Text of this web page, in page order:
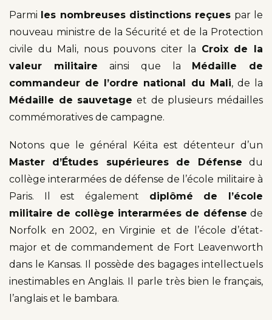
Parmi les nombreuses distinctions reçues par le
nouveau ministre de la Sécurité et de la Protection
civile du Mali, nous pouvons citer la Croix de la
valeur militaireainsi que la
Médaille de
commandeur de l’ordre national du Mali, de la
Médaille de sauvetage et de plusieurs médailles
commémoratives de campagne.
Notons que le général Kéïta est détenteur d’un
Master d’Études supérieures de Défense du
collège interarmées de défense de l’école militaire à
Paris. Il est également diplômé de l’école
militaire de collège interarmées de défense de
Norfolk en 2002, en Virginie et de l’école d’état-
major et de commandement de Fort Leavenworth
dans le Kansas. Il possède des bagages intellectuels
inestimables en Anglais. Il parle très bien le français,
l’anglais et le bambara.